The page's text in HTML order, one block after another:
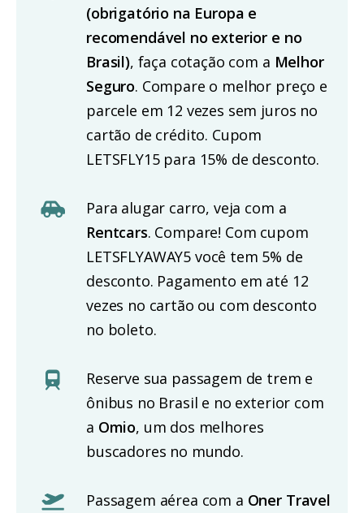
(obrigatório na Europa e
recomendável no exterior e no
Brasil), faça cotação com a Melhor
Seguro. Compare o melhor preço e
parcele em 12 vezes sem juros no
cartão de crédito. Cupom
LETSFLY15 para 15% de desconto.
Para alugar carro, veja com a
Rentcars. Compare! Com cupom
LETSFLYAWAY5 você tem 5% de
desconto. Pagamento em até 12
vezes no cartão ou com desconto
no boleto.
Reserve sua passagem de trem e
ônibus no Brasil e no exterior com
a Omio, um dos melhores
buscadores no mundo.
Passagem aérea com a Oner Travel